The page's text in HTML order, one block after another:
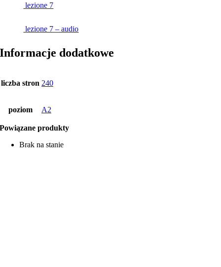
lezione 7
lezione 7 – audio
Informacje dodatkowe
liczba stron 240
poziom A2
Powiązane produkty
Brak na stanie